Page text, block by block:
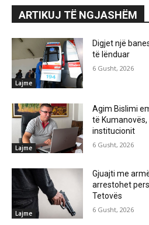
ARTIKUJ TË NGJASHËM
Lajme
Digjet një
të lënduar
6 Gusht, 2026
Lajme
Agim Bislimi
të
institucionit
6 Gusht, 2026
Lajme
Gjuajti me
arrestohet
Tetovës
6 Gusht, 2026